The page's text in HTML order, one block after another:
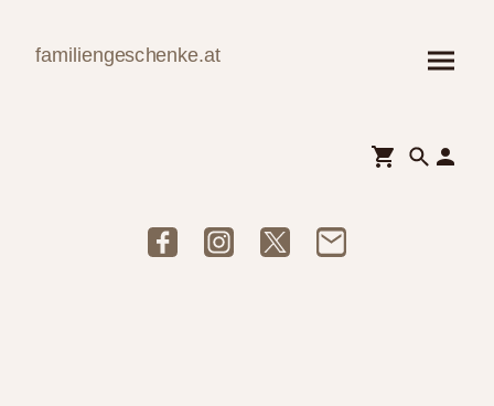
familiengeschenke.at